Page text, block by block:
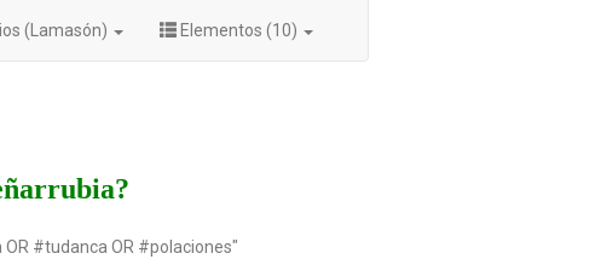
(Lamasón) Elementos (10)
#tudanca OR #polaciones"